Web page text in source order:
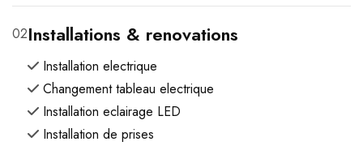
02Installations & renovations
Installation electrique
Changement tableau electrique
Installation eclairage LED
Installation de prises